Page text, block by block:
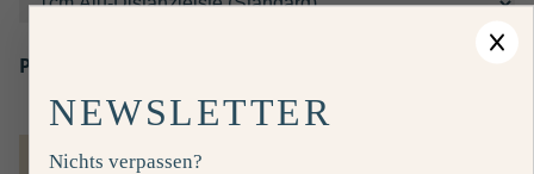
Preis: CHF
IN DEN WARENKORB
NEWSLETTER
Nichts verpassen?